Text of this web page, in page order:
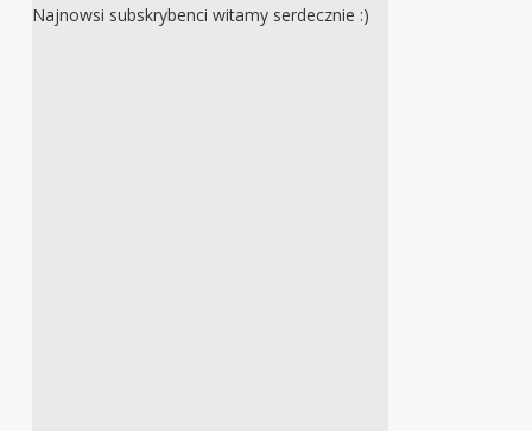
Najnowsi subskrybenci witamy serdecznie :)